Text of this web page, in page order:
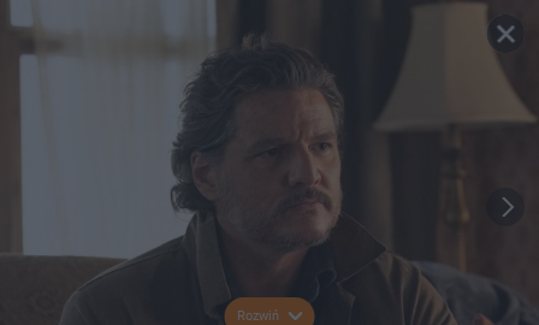
Rozwiń